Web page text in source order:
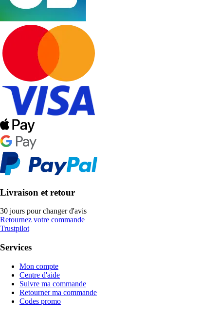
Livraison et retour
30 jours pour changer d'avis
Retournez votre commande
Trustpilot
Services
Mon compte
Centre d'aide
Suivre ma commande
Retourner ma commande
Codes promo